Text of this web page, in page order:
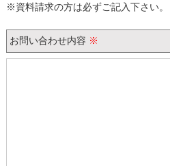
※資料請求の方は必ずご記入下さい。
お問い合わせ内容 ※